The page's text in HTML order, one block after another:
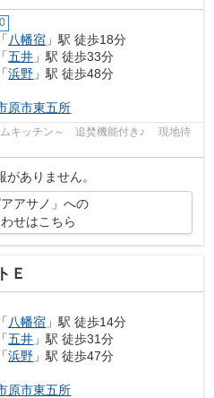
「 八幡宿 」駅 徒歩18分
「五井 」駅 徒歩33分
「浜野 」駅 徒歩48分
原市東五所
ムキッチン～ 追焚機能付き♪ 現地待
がありません。
アアサノ」への
せはこちら
Ｅ
「 八幡宿 」駅 徒歩14分
「五井 」駅 徒歩31分
「浜野 」駅 徒歩47分
原市東五所